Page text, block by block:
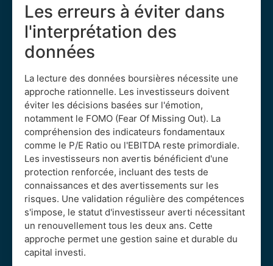
Les erreurs à éviter dans
l'interprétation des
données
La lecture des données boursières nécessite une
approche rationnelle. Les investisseurs doivent
éviter les décisions basées sur l'émotion,
notamment le FOMO (Fear Of Missing Out). La
compréhension des indicateurs fondamentaux
comme le P/E Ratio ou l'EBITDA reste primordiale.
Les investisseurs non avertis bénéficient d'une
protection renforcée, incluant des tests de
connaissances et des avertissements sur les
risques. Une validation régulière des compétences
s'impose, le statut d'investisseur averti nécessitant
un renouvellement tous les deux ans. Cette
approche permet une gestion saine et durable du
capital investi.